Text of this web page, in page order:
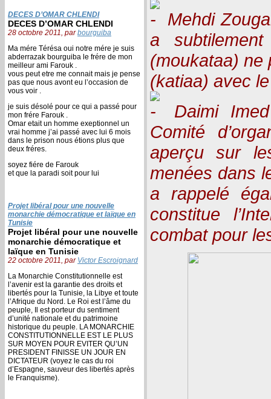
DECES D’OMAR CHLENDI
DECES D’OMAR CHLENDI
28 octobre 2011, parbourguiba
Ma mére Térésa oui notre mére je suis
abderrazak bourguiba le frére de mon
meilleur ami Farouk .
vous peut etre me connait mais je pense
pas que nous avont eu l’occasion de
vous voir .
je suis désolé pour ce qui a passé pour
mon frére Farouk .
Omar etait un homme exeptionnel un
vrai homme j’ai passé avec lui 6 mois
dans le prison nous étions plus que
deux fréres.
soyez fiére de Farouk
et que la paradi soit pour lui
Projet libéral pour une nouvelle
monarchie démocratique et laïque en
Tunisie
Projet libéral pour une nouvelle
monarchie démocratique et
laïque en Tunisie
22 octobre 2011, par Victor Escroignard
La Monarchie Constitutionnelle est
l’avenir est la garantie des droits et
libertés pour la Tunisie, la Libye et toute
l’Afrique du Nord. Le Roi est l’âme du
peuple, Il est porteur du sentiment
d’unité nationale et du patrimoine
historique du peuple. LA MONARCHIE
CONSTITUTIONNELLE EST LE PLUS
SUR MOYEN POUR EVITER QU’UN
PRESIDENT FINISSE UN JOUR EN
DICTATEUR (voyez le cas du roi
d’Espagne, sauveur des libertés après
le Franquisme).
Mehdi
a
(moukataa) ne
(katiaa) avec
Daimi
Comité
aperçu sur
menées dans
a rappelé
constitue
combat pour